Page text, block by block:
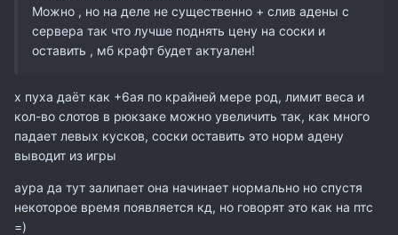
Можно , но на деле не существенно + слив адены с
сервера так что лучше поднять цену на соски и
оставить , мб крафт будет актуален!
х пуха даёт как +6ая по крайней мере род, лимит веса и
кол-во слотов в рюкзаке можно увеличить так, как много
падает левых кусков, соски оставить это норм адену
выводит из игры
аура да тут залипает она начинает нормально но спустя
некоторое время появляется кд, но говорят это как на птс
=)